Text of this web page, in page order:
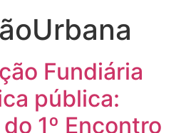
Fundiária
pública:
1º Encontro